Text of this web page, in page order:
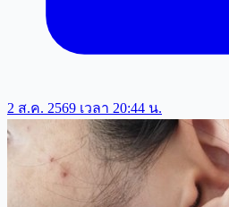
2 ส.ค. 2569 เวลา 20:44 น.